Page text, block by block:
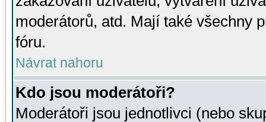
moderátorů, atd. Mají také všechny
fóru.
Návrat nahoru
Kdo jsou moderátoři?
Moderátoři jsou jednotlivci (nebo